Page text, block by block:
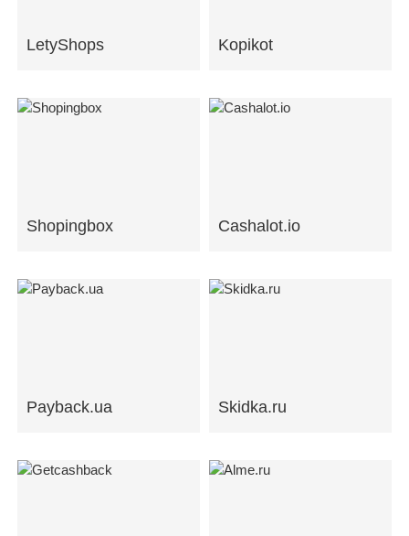
LetyShops Kopikot
Shopingbox Cashalot.io
Payback.ua Skidka.ru